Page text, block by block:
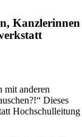
Kanzlerinnen
mit anderen
Dieses
Hochschulleitung